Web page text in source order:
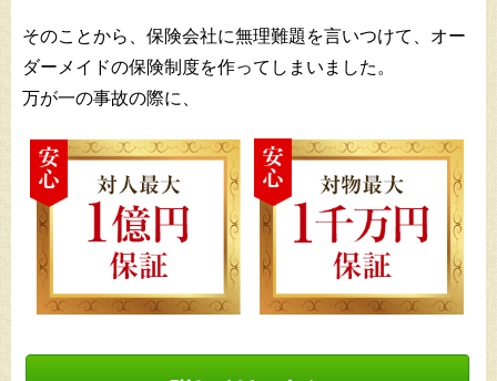
そのことから、保険会社に無理難題を言いつけて、オー
ダーメイドの保険制度を作ってしまいました。
万が一の事故の際に、